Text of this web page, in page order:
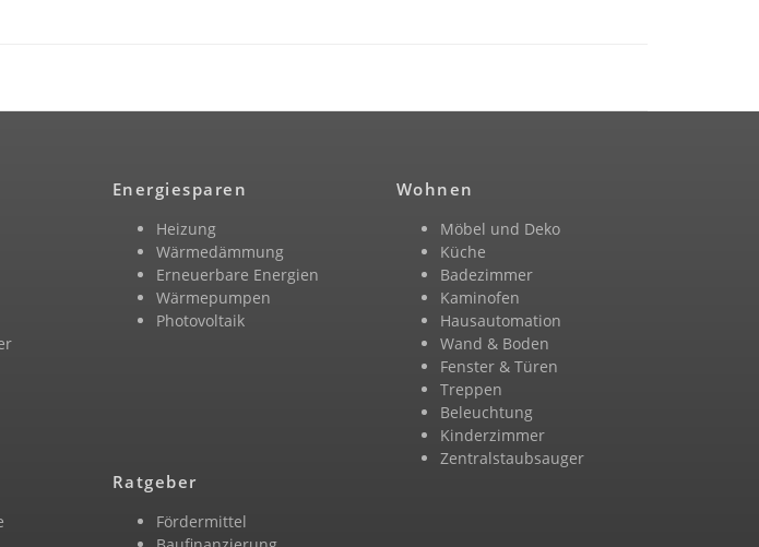
Energiesparen
Heizung
Wärmedämmung
Erneuerbare Energien
Wärmepumpen
Photovoltaik
Wohnen
Möbel und Deko
Küche
Badezimmer
Kaminofen
Hausautomation
Wand & Boden
Fenster & Türen
Treppen
Beleuchtung
Kinderzimmer
Zentralstaubsauger
Ratgeber
Fördermittel